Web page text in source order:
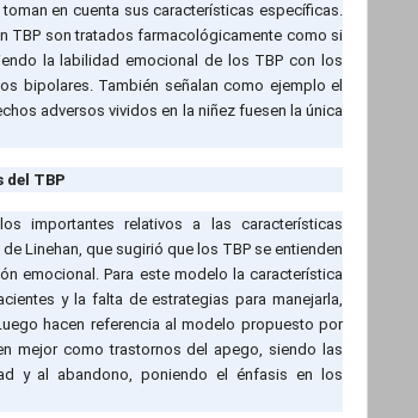
en cuenta sus características específicas.
TBP son tratados farmacológicamente como si
la labilidad emocional de los TBP con los
bipolares. También señalan como ejemplo el
adversos vividos en la niñez fuesen la única
TBP
importantes relativos a las características
Linehan, que sugirió que los TBP se entienden
emocional. Para este modelo la característica
y la falta de estrategias para manejarla,
hacen referencia al modelo propuesto por
mejor como trastornos del apego, siendo las
y al abandono, poniendo el énfasis en los